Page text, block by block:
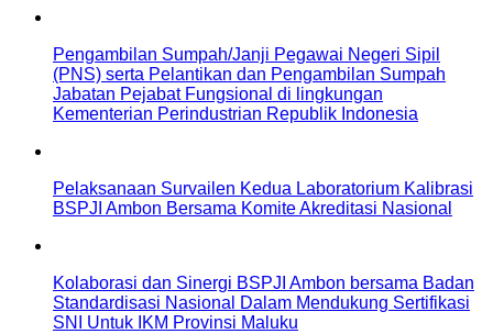
Pengambilan Sumpah/Janji Pegawai Negeri Sipil
(PNS) serta Pelantikan dan Pengambilan Sumpah
Jabatan Pejabat Fungsional di lingkungan
Kementerian Perindustrian Republik Indonesia
Pelaksanaan Survailen Kedua Laboratorium Kalibrasi
BSPJI Ambon Bersama Komite Akreditasi Nasional
Kolaborasi dan Sinergi BSPJI Ambon bersama Badan
Standardisasi Nasional Dalam Mendukung Sertifikasi
SNI Untuk IKM Provinsi Maluku